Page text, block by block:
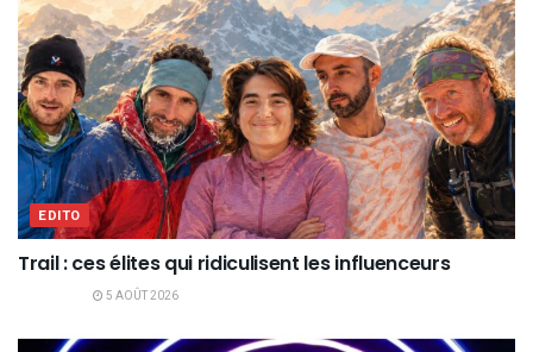
EDITO
Trail : ces élites qui ridiculisent les influenceurs
5 AOÛT 2026